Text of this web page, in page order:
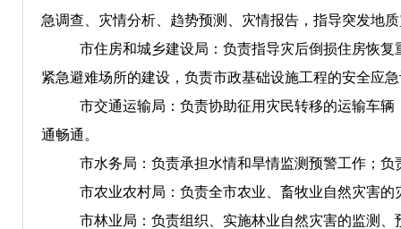
急调查、灾情分析、趋势预测、灾情报告，指导突发地
市住房和城乡建设局：负责指导灾后倒损住房恢
紧急避难场所的建设 ， 负责市政基础设施工程的安全应
市交通运输局：负责协助征用灾民转移的运输车
通畅通。
市水务局： 负责承担水情和旱情监测预警工作；
市农业农村局 ：负责全市农业 、畜牧业自然灾害的
市林业局：负责组织、实施林业自然灾害的监测、